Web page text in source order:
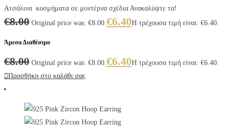
Ατσάλινα κοσμήματα σε μοντέρνα σχέδια Ανακαλύψτε τα!
€8.00 Original price was: €8.00. €6.40Η τρέχουσα τιμή είναι: €6.40.
Άμεσα Διαθέσιμο
€8.00 Original price was: €8.00. €6.40Η τρέχουσα τιμή είναι: €6.40.
Προσθήκη στο καλάθι σας